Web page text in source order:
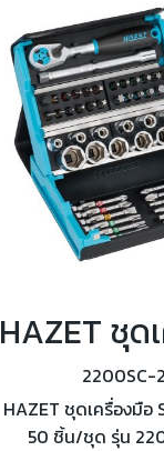
2200SC-2
HAZET ชุดเครื่องมือ
50 ชิ้น/ชุด รุ่น